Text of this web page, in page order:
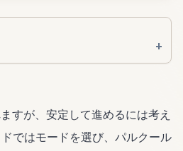
+
すが、安定して進めるには考え
ではモードを選び、パルクール